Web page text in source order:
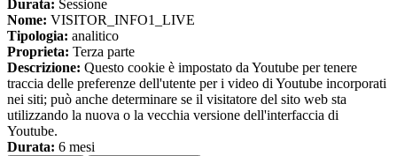
Durata: Sessione
Nome: VISITOR_INFO1_LIVE
Tipologia: analitico
Proprieta: Terza parte
Descrizione: Questo cookie è impostato da Youtube per tenere
traccia delle preferenze dell'utente per i video di Youtube incorporati
nei siti; può anche determinare se il visitatore del sito web sta
utilizzando la nuova o la vecchia versione dell'interfaccia di
Youtube.
Durata: 6 mesi